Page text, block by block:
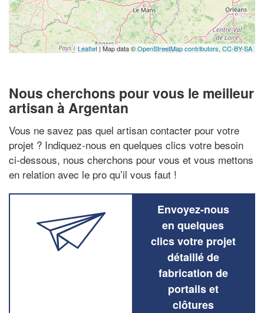
Leaflet| Map data ©OpenStreetMap contributors, CC-BY-SA
Nous cherchons pour vous le meilleur
artisan à Argentan
Vous ne savez pas quel artisan contacter pour votre
projet ? Indiquez-nous en quelques clics votre besoin
ci-dessous, nous cherchons pour vous et vous mettons
en relation avec le pro qu’il vous faut !
Envoyez-nous
en quelques
clics votre projet
détaillé de
fabrication de
portails et
clôtures